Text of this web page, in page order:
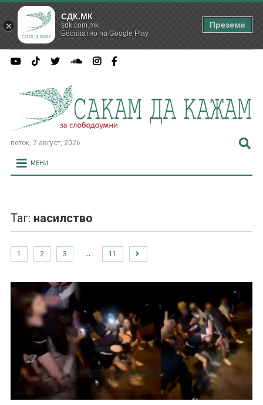
петок, 7 август, 2026
МЕНИ
Таг: насилство
1 2 3 11
СДК.МК
sdk.com.mk
Бесплатно на Google Play
Преземи